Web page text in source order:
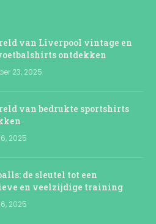
van Liverpool vintage en
ontdekken
23, 2025
van bedrukte sportshirts
2025
de sleutel tot een
en veelzijdige training
2025